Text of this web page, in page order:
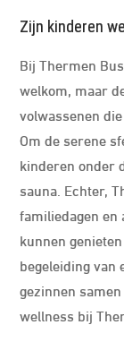
Zijn kinderen
Bij Thermen
welkom, maar
volwassenen
Om de serene
kinderen onder
sauna. Echter,
familiedagen
kunnen
begeleiding van
gezinnen
wellness bij